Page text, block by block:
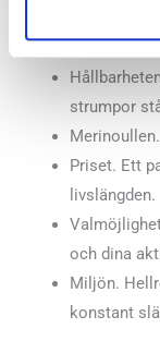
strumpor
Priset. Ett
livslängden.
och dina
Miljön.
konstant